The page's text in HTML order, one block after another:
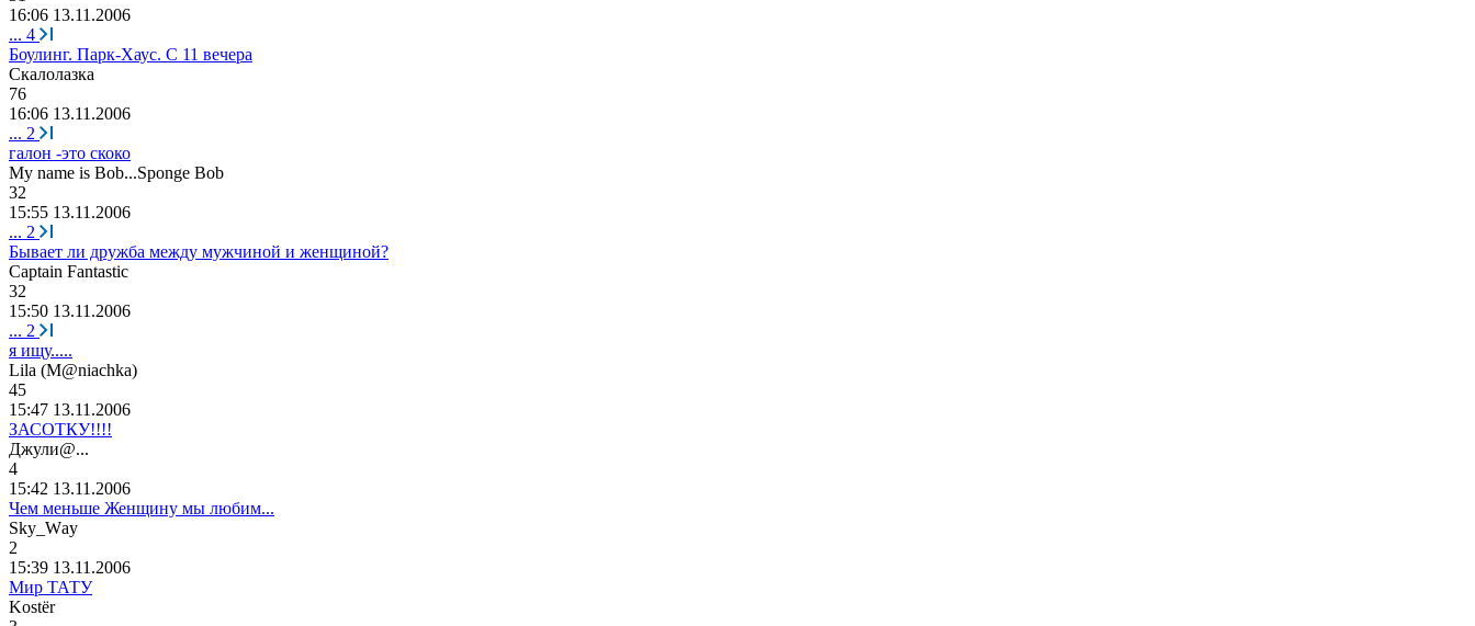
16:06 13.11.2006
... 4
Боулинг. Парк-Хаус. С 11 вечера
Скалолазка
76
16:06 13.11.2006
... 2
галон -это скоко
My name is Bob...Sponge Bob
32
15:55 13.11.2006
... 2
Бывает ли дружба между мужчиной и женщиной?
Captain Fantastic
32
15:50 13.11.2006
... 2
я ищу.....
Lila (M@niachka)
45
15:47 13.11.2006
ЗАСОТКУ!!!!
Джули@...
4
15:42 13.11.2006
Чем меньше Женщину мы любим...
Skу _Wаy
2
15:39 13.11.2006
Мир ТАТУ
Kostёr